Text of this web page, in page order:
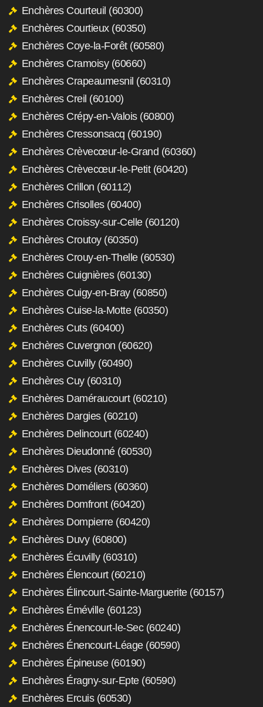
Enchères Courteuil (60300)
Enchères Courtieux (60350)
Enchères Coye-la-Forêt (60580)
Enchères Cramoisy (60660)
Enchères Crapeaumesnil (60310)
Enchères Creil (60100)
Enchères Crépy-en-Valois (60800)
Enchères Cressonsacq (60190)
Enchères Crèvecœur-le-Grand (60360)
Enchères Crèvecœur-le-Petit (60420)
Enchères Crillon (60112)
Enchères Crisolles (60400)
Enchères Croissy-sur-Celle (60120)
Enchères Croutoy (60350)
Enchères Crouy-en-Thelle (60530)
Enchères Cuignières (60130)
Enchères Cuigy-en-Bray (60850)
Enchères Cuise-la-Motte (60350)
Enchères Cuts (60400)
Enchères Cuvergnon (60620)
Enchères Cuvilly (60490)
Enchères Cuy (60310)
Enchères Daméraucourt (60210)
Enchères Dargies (60210)
Enchères Delincourt (60240)
Enchères Dieudonné (60530)
Enchères Dives (60310)
Enchères Doméliers (60360)
Enchères Domfront (60420)
Enchères Dompierre (60420)
Enchères Duvy (60800)
Enchères Écuvilly (60310)
Enchères Élencourt (60210)
Enchères Élincourt-Sainte-Marguerite (60157)
Enchères Éméville (60123)
Enchères Énencourt-le-Sec (60240)
Enchères Énencourt-Léage (60590)
Enchères Épineuse (60190)
Enchères Éragny-sur-Epte (60590)
Enchères Ercuis (60530)